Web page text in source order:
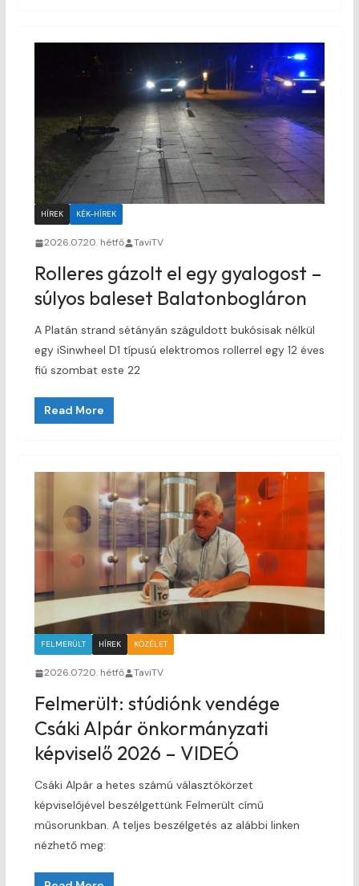
HÍREK KÉK-HÍREK
2026.07.20. hétfő TaviTV
Rolleres gázolt el egy gyalogost –
súlyos baleset Balatonbogláron
A Platán strand sétányán száguldott bukósisak nélkül
egy iSinwheel D1 típusú elektromos rollerrel egy 12 éves
fiú szombat este 22
Read More
FELMERÜLT HÍREK KÖZÉLET
2026.07.20. hétfő TaviTV
Felmerült: stúdiónk vendége
Csáki Alpár önkormányzati
képviselő 2026 – VIDEÓ
Csáki Alpár a hetes számú választókörzet
képviselőjével beszélgettünk Felmerült című
műsorunkban. A teljes beszélgetés az alábbi linken
nézhető meg: